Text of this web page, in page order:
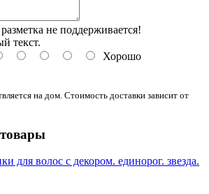
не поддерживается!
текст.
Хорошо
на дом. Стоимость доставки зависит от